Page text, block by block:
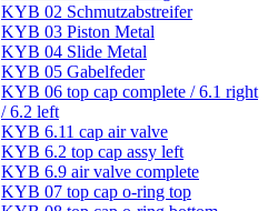
KYB 02 Schmutzabstreifer
KYB 03 Piston Metal
KYB 04 Slide Metal
KYB 05 Gabelfeder
KYB 06 top cap complete / 6.1 right
/ 6.2 left
KYB 6.11 cap air valve
KYB 6.2 top cap assy left
KYB 6.9 air valve complete
KYB 07 top cap o-ring top